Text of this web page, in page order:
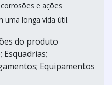
e ações
uma longa vida útil.
do produto
Equipamentos